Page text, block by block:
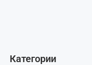
Категории